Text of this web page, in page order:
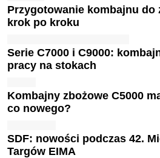
Przygotowanie kombajnu do
krok po kroku
Serie C7000 i C9000:
pracy na stokach
Kombajny zbożowe C5000
co nowego?
SDF: nowości podczas 42.
Targów EIMA